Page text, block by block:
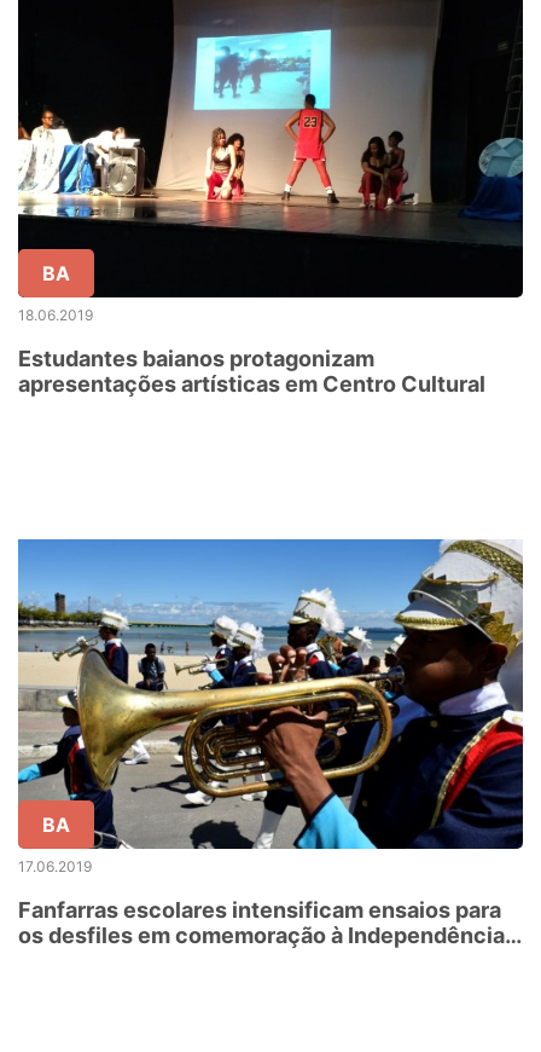
BA
18.06.2019
Estudantes baianos protagonizam
apresentações artísticas em Centro Cultural
BA
17.06.2019
Fanfarras escolares intensificam ensaios para
os desfiles em comemoração à Independência